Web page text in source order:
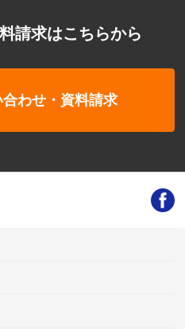
請求はこちらから
合わせ・資料請求